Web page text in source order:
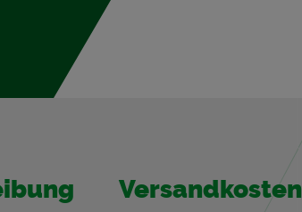
Ver­sand­kos­ten